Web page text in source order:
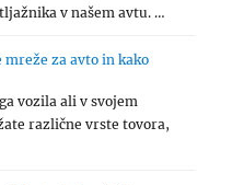
v našem avtu. …
za avto in kako
vozila ali v svojem
različne vrste tovora,